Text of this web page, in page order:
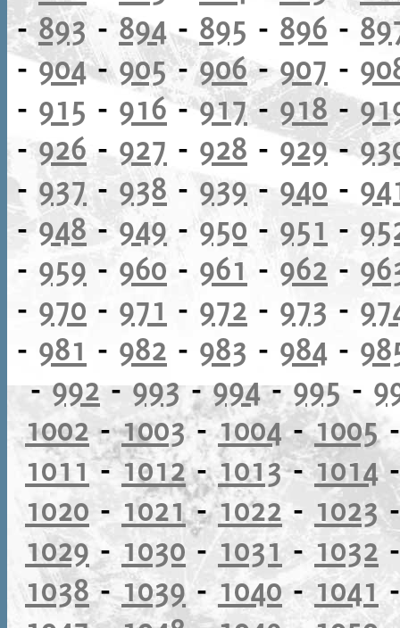
-893-894- 895 - 896 -
-904-905-906-907 -
- 915 - 916-917-918 -
-926 - 927 - 928 - 929-
- 937-938 - 939- 940 -
-948-949 - 950 - 951 -
- 959 - 960 - 961 - 962 -
- 970 - 971 - 972 - 973 -
- 981 - 982 - 983 - 984 -
-992-993-994- 995 -
1002-1003-1004-1005
1011-1012-1013-1014
1020 - 1021-1022 - 1023
1029 -1030- 1031 -1032
1038-1039 - 1040- 1041